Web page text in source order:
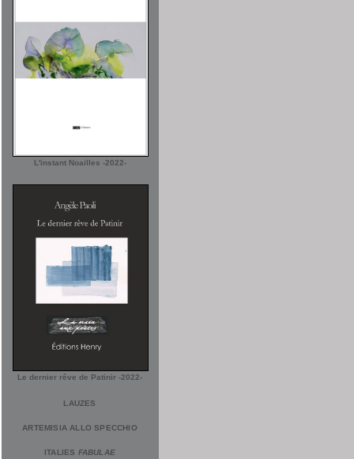
L'instant Noailles -2022-
Le dernier rêve de Patinir -2022-
LAUZES
ARTEMISIA ALLO SPECCHIO
ITALIES FABULAE